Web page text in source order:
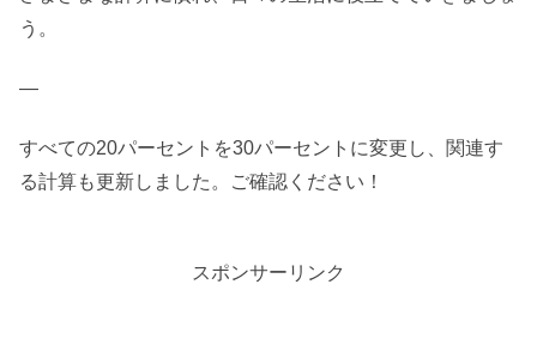
う。
—
すべての20パーセントを30パーセントに変更し、関連す
る計算も更新しました。ご確認ください！
スポンサーリンク